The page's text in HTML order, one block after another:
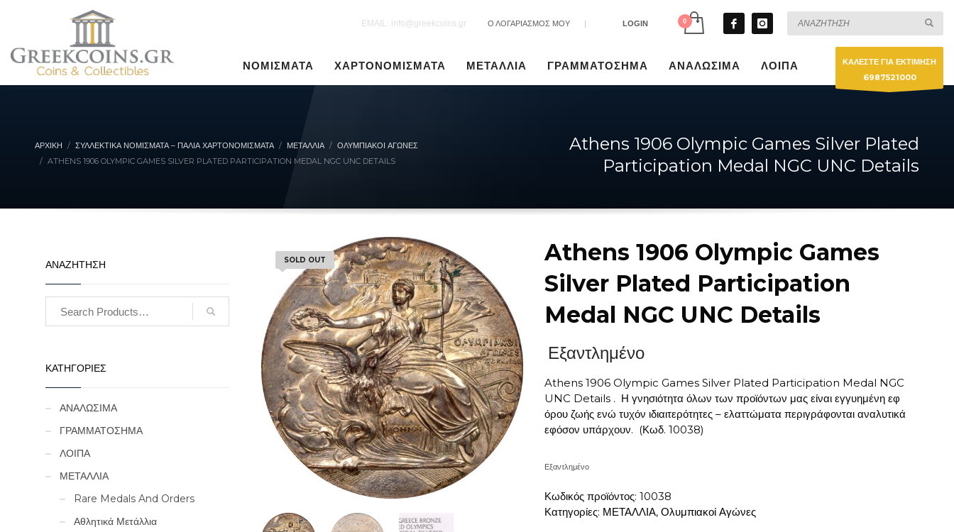
EMAIL: info@greekcoins.gr Ο ΛΟΓΑΡΙΑΣΜΟΣ ΜΟΥ | LOGIN
ΝΟΜΙΣΜΑΤΑ ΧΑΡΤΟΝΟΜΙΣΜΑΤΑ ΜΕΤΑΛΛΙΑ ΓΡΑΜΜΑΤΟΣΗΜΑ ΑΝΑΛΩΣΙΜΑ ΛΟΙΠΑ
ΚΑΛΕΣΤΕ ΓΙΑ ΕΚΤΙΜΗΣΗ
6987521000
ΑΡΧΙΚΉ ΣΥΛΛΕΚΤΙΚΆ ΝΟΜΊΣΜΑΤΑ – ΠΑΛΙΆ ΧΑΡΤΟΝΟΜΊΣΜΑΤΑ ΜΕΤΑΛΛΙΑ
ΟΛΥΜΠΙΑΚΟΊ ΑΓΏΝΕΣ
ATHENS 1906 OLYMPIC GAMES SILVER PLATED PARTICIPATION MEDAL NGC UNC DETAILS
Athens 1906 Olympic Games Silver Plated
Participation Medal NGC UNC Details
SOLD OUT
Athens 1906 Olympic Games
Silver Plated Participation
Medal NGC UNC Details
Εξαντλημένο
Athens 1906 Olympic Games Silver Plated Participation Medal NGC
UNC Details . Η γνησιότητα όλων των προϊόντων μας είναι εγγυημένη εφ
όρου ζωής ενώ τυχόν ιδιαιτερότητες – ελαττώματα περιγράφονται αναλυτικά
εφόσον υπάρχουν. (Κωδ. 10038)
Εξαντλημένο
Κωδικός προϊόντος: 10038
Κατηγορίες: ΜΕΤΑΛΛΙΑ, Ολυμπιακοί Αγώνες
ΑΝΑΖΗΤΗΣΗ
ΚΑΤΗΓΟΡΙΕΣ
ΑΝΑΛΩΣΙΜΑ
ΓΡΑΜΜΑΤΟΣΗΜΑ
ΛΟΙΠΑ
ΜΕΤΑΛΛΙΑ
Rare Medals And Orders
Αθλητικά Μετάλλια